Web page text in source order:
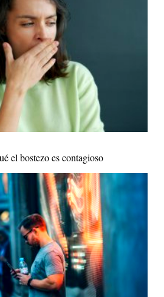
el bostezo es contagioso